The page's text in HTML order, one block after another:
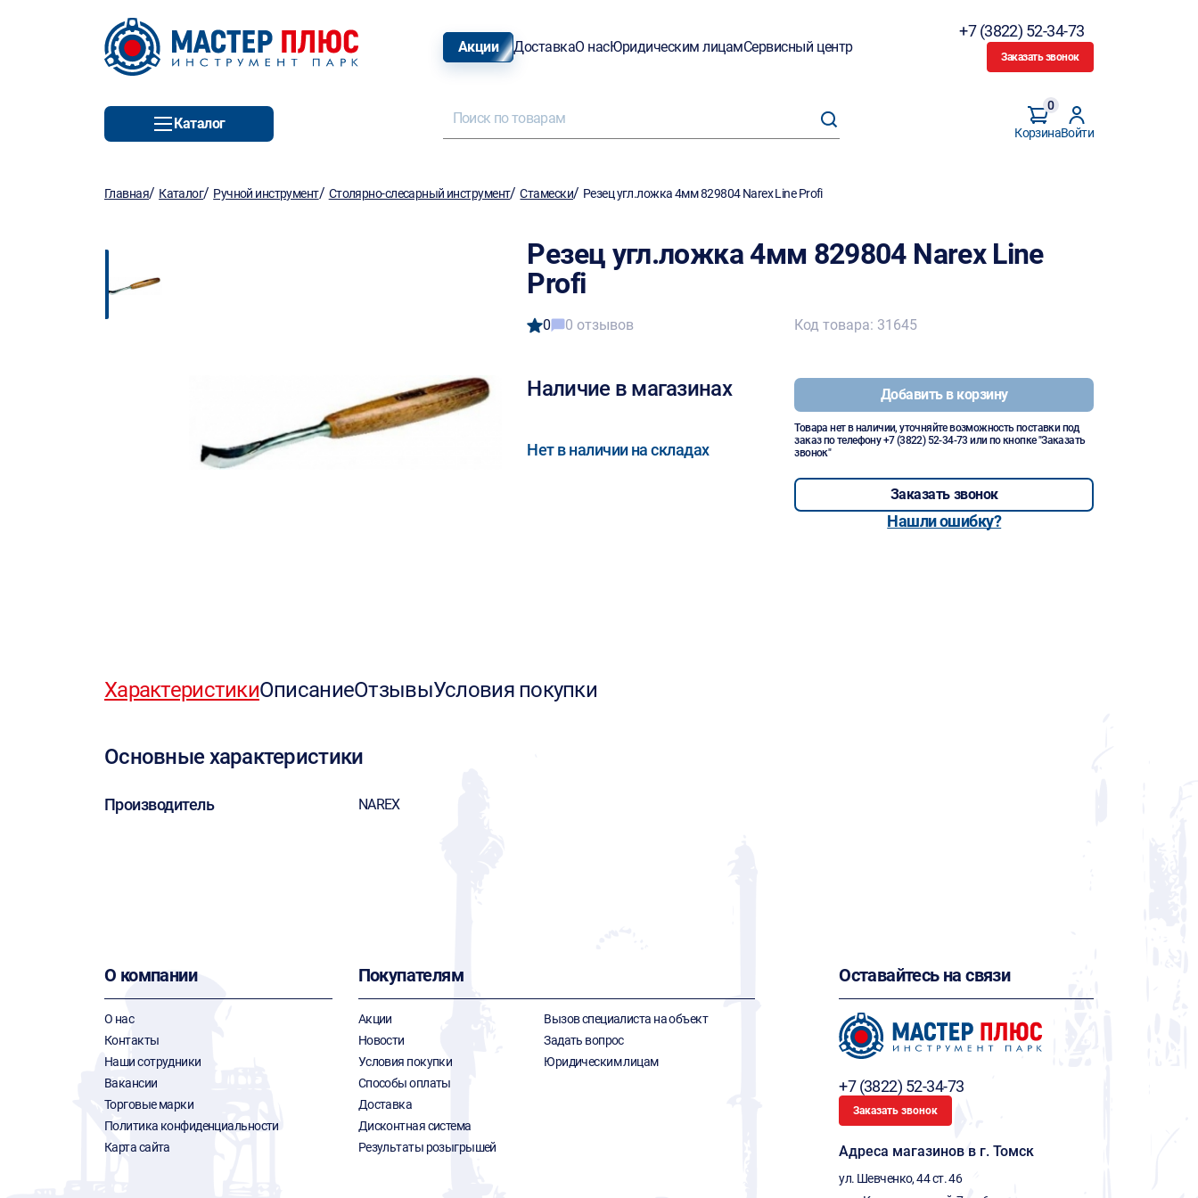
Акции ДоставкаО насЮридическим лицамСервисный центр
+7 (3822) 52-34-73
Заказать звонок
Каталог
Корзина
0
Войти
Главная/ Каталог/ Ручной инструмент/ Столярно-слесарный инструмент/Стамески/ Резец угл.ложка 4мм 829804 Narex Line Profi
Резец угл.ложка 4мм 829804 Narex Line
Profi
0 0 отзывов
Наличие в магазинах
Нет в наличии на складах
Код товара: 31645
Добавить в корзину
Товара нет в наличии, уточняйте возможность поставки под
заказ по телефону+7 (3822) 52-34-73 или по кнопке "Заказать
звонок"
Заказать звонок
Нашли ошибку?
ХарактеристикиОписаниеОтзывыУсловия покупки
Основные характеристики
Производитель NAREX
О компании
О нас
Контакты
Наши сотрудники
Вакансии
Торговые марки
Политика конфиденциальности
Карта сайта
Покупателям
Акции
Новости
Условия покупки
Способы оплаты
Доставка
Дисконтная система
Результаты розыгрышей
Вызов специалиста на объект
Задать вопрос
Юридическим лицам
Оставайтесь на связи
+7 (3822) 52-34-73
Заказать звонок
Адреса магазинов в г. Томск
ул. Шевченко, 44 ст. 46